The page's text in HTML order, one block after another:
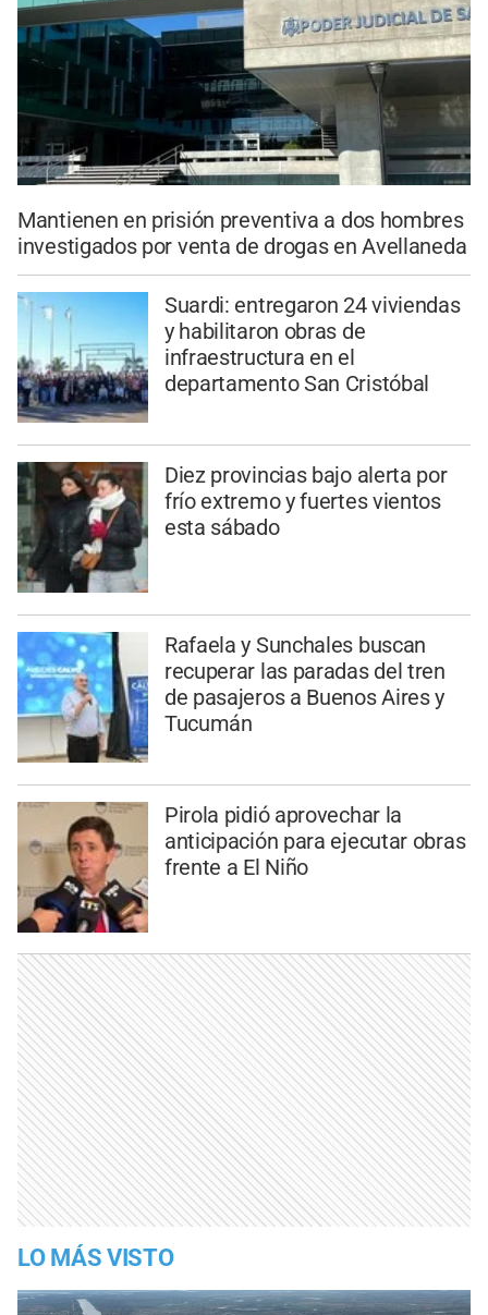
Mantienen en prisión preventiva a dos hombres
investigados por venta de drogas en Avellaneda
Suardi: entregaron 24 viviendas
y habilitaron obras de
infraestructura en el
departamento San Cristóbal
Diez provincias bajo alerta por
frío extremo y fuertes vientos
esta sábado
Rafaela y Sunchales buscan
recuperar las paradas del tren
de pasajeros a Buenos Aires y
Tucumán
Pirola pidió aprovechar la
anticipación para ejecutar obras
frente a El Niño
LO MÁS VISTO